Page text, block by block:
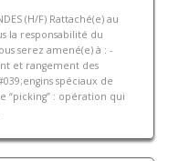
(H/F) Rattaché(e) au
la responsabilité du
serez amené(e) à : -
et rangement des
spéciaux de
“picking” : opération qui